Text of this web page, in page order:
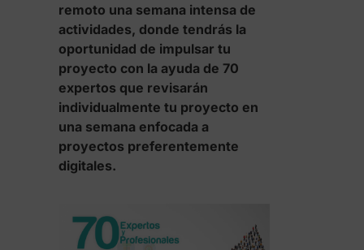
remoto una semana intensa de
actividades, donde tendrás la
oportunidad de impulsar tu
proyecto con la ayuda de 70
expertos que revisarán
individualmente tu proyecto en
una semana enfocada a
proyectos preferentemente
digitales.